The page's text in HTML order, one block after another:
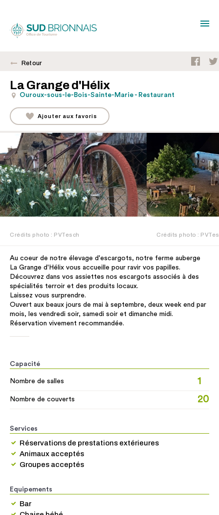
Retour
La Grange d'Hélix
Ouroux-sous-le-Bois-Sainte-Marie - Restaurant
Ajouter aux favoris
Crédits photo : PVTesch Crédits photo :
Au coeur de notre élevage d'escargots, notre ferme auberge
La Grange d'Hélix vous accueille pour ravir vos papilles.
Découvrez dans vos assiettes nos escargots associés à des
spécialités terroir et des produits locaux.
Laissez vous surprendre.
Ouvert aux beaux jours de mai à septembre, deux week end par
mois, les vendredi soir, samedi soir et dimanche midi.
Réservation vivement recommandée.
Capacité
Nombre de salles 1
Nombre de couverts 20
Services
Réservations de prestations extérieures
Animaux acceptés
Groupes acceptés
Equipements
Bar